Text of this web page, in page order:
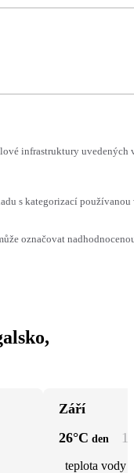
infrastruktury uvedených
s kategorizací
označovat
Září
26°C den
teplota vody